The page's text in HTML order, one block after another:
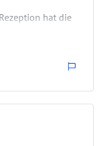
hat die
in München,wir